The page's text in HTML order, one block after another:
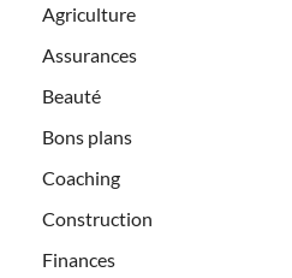
Agriculture
Assurances
Beauté
Bons plans
Coaching
Construction
Finances